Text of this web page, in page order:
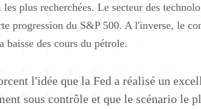
plus recherchées. Le secteur des
progression du S&P 500. A l'inverse, le
baisse des cours du pétrole.
l'idée que la Fed a réalisé un
sous contrôle et que le scénario le